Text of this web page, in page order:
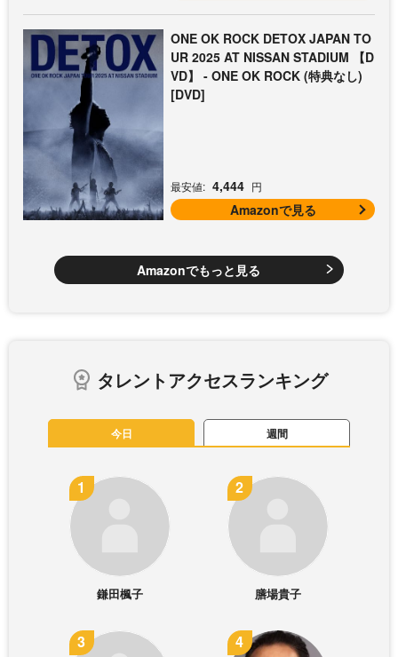
ONE OK ROCK DETOX JAPAN TO
UR 2025 AT NISSAN STADIUM 【D
VD】 - ONE OK ROCK (特典なし)
[DVD]
最安値: 4,444 円
Amazonで見る
Amazonでもっと見る
タレントアクセスランキング
今日 週間
鎌田楓子 膳場貴子